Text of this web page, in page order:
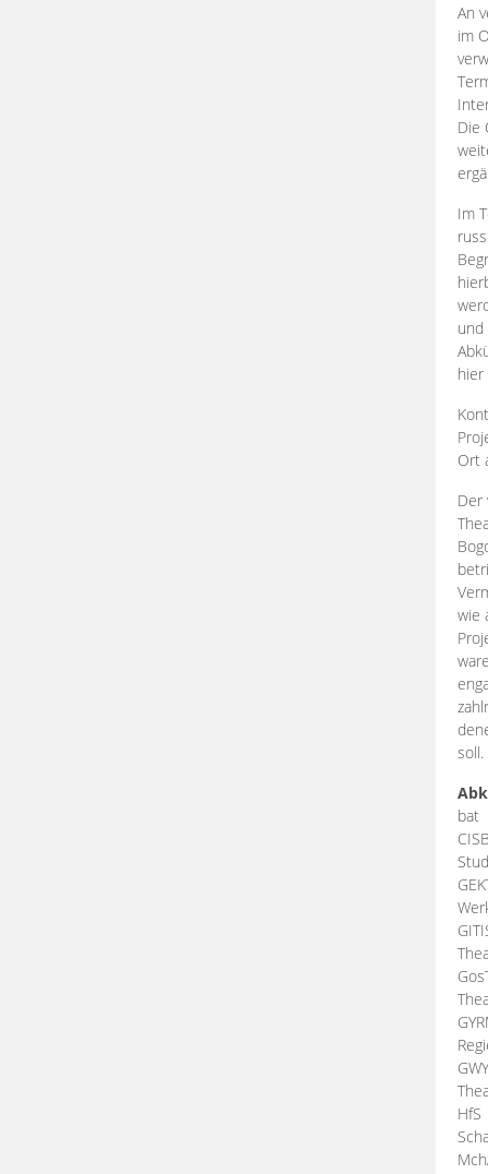
An
im
Die
Im
und
Ort
Der
wie
zahlr
soll.
bat
HfS